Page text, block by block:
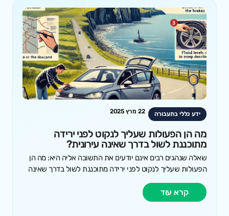
ידע כללי בתעבורה 22 מרץ 2025
מה הן הפעולות שעליך לנקוט לפני ירידה
מתוכננת לשול בדרך שאינה עירונית?
שאלה שנהגים רבים אינם יודעים את התשובה אליה היא: מה הן
הפעולות שעליך לנקוט לפני ירידה מתוכננת לשול בדרך שאינה
קרא עוד